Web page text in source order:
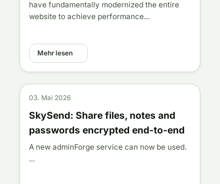
have fundamentally modernized the entire
website to achieve performance...
Mehr lesen
03. Mai 2026
SkySend: Share files, notes and
passwords encrypted end-to-end
A new adminForge service can now be used.
...